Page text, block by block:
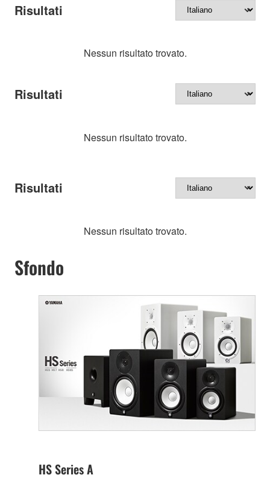
Risultati
Nessun risultato trovato.
Risultati
Nessun risultato trovato.
Risultati
Nessun risultato trovato.
Sfondo
HS Series A